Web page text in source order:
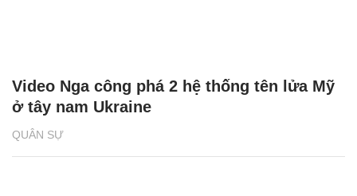
QUÂN SỰ
Video Nga công phá 2 hệ thống tên lửa Mỹ
ở tây nam Ukraine